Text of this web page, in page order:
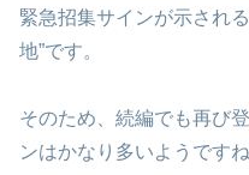
緊急招集サインが示され
地”です。
そのため、続編でも再び
ンはかなり多いようですね